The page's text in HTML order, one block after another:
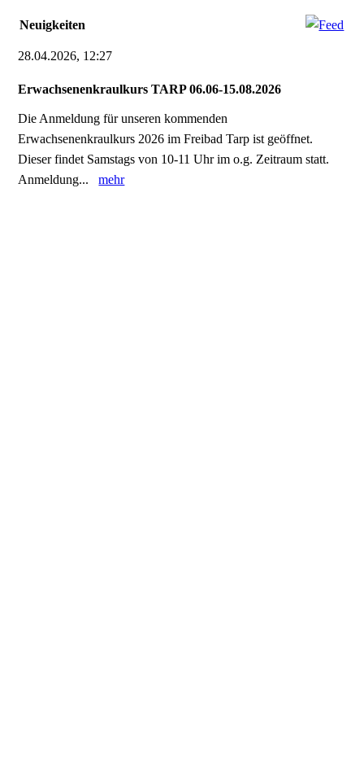
Neuigkeiten
28.04.2026, 12:27
Erwachsenenkraulkurs TARP 06.06-15.08.2026
Die Anmeldung für unseren kommenden
Erwachsenenkraulkurs 2026 im Freibad Tarp ist geöffnet.
Dieser findet Samstags von 10-11 Uhr im o.g. Zeitraum statt.
Anmeldung...mehr